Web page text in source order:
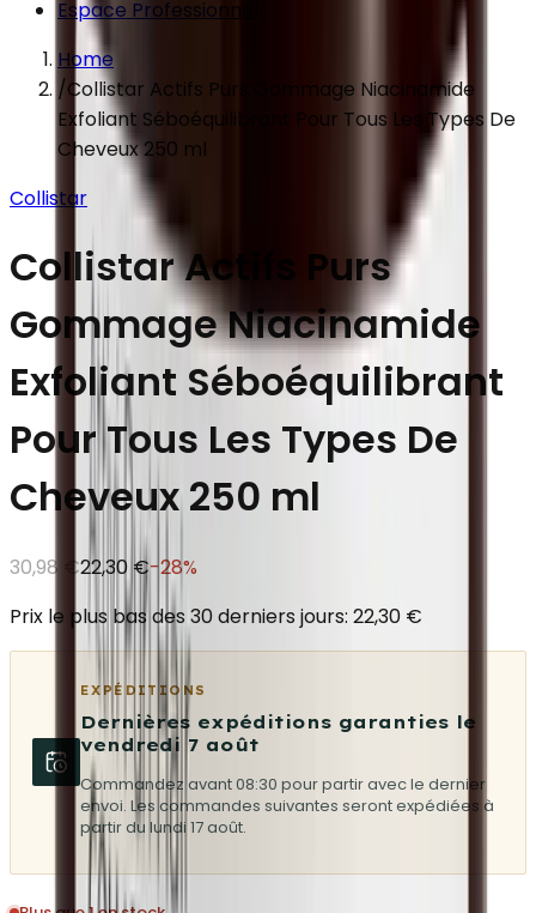
Espace Professionnel
Home
/Collistar Actifs Purs Gommage Niacinamide
Exfoliant Séboéquilibrant Pour Tous Les Types De
Cheveux 250 ml
Collistar
Collistar Actifs Purs
Gommage Niacinamide
Exfoliant Séboéquilibrant
Pour Tous Les Types De
Cheveux 250 ml
30,98 €22,30 €-28%
Prix le plus bas des 30 derniers jours: 22,30 €
EXPÉDITIONS
Dernières expéditions garanties le
vendredi 7 août
Commandez avant 08:30 pour partir avec le dernier
envoi. Les commandes suivantes seront expédiées à
partir du lundi 17 août.